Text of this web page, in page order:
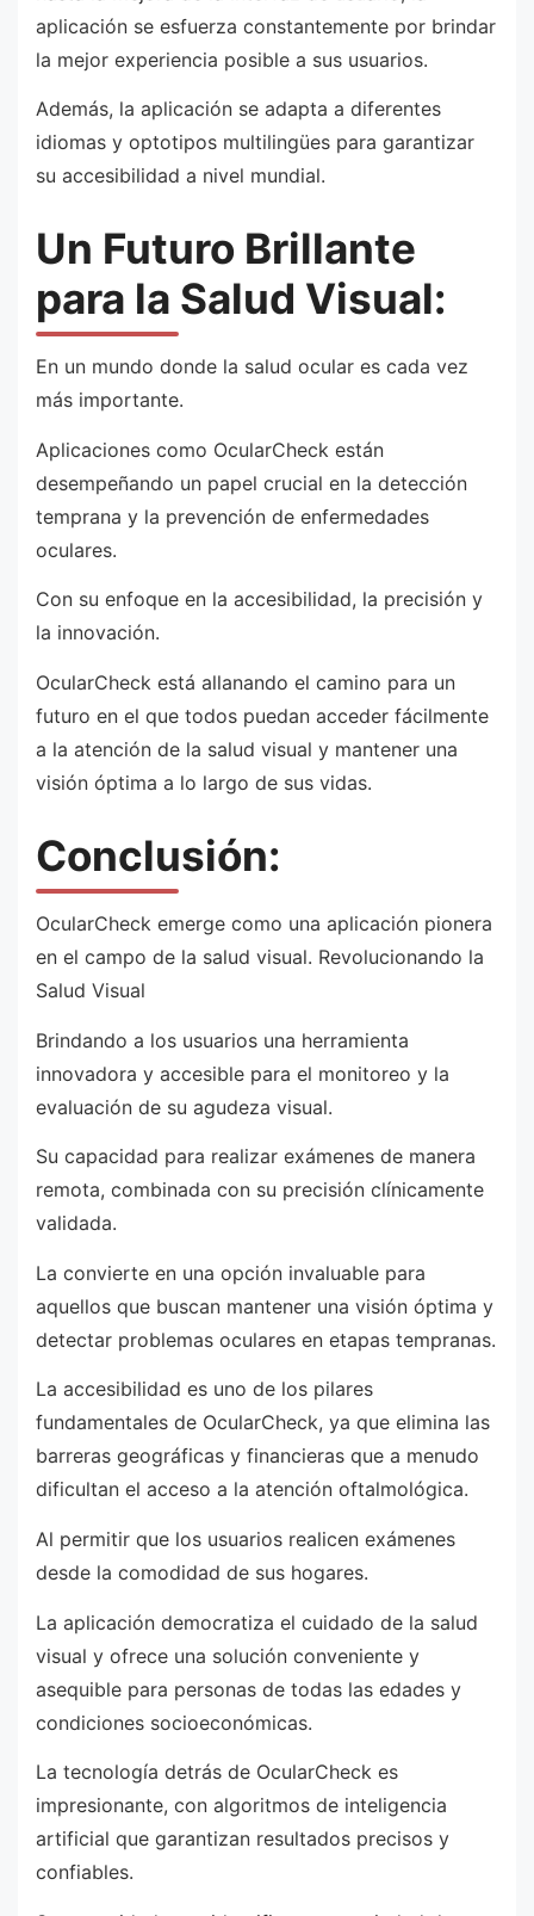
aplicación se esfuerza constantemente por brindar
la mejor experiencia posible a sus usuarios.
Además, la aplicación se adapta a diferentes
idiomas y optotipos multilingües para garantizar
su accesibilidad a nivel mundial.
Un Futuro Brillante
para la Salud Visual:
En un mundo donde la salud ocular es cada vez
más importante.
Aplicaciones como OcularCheck están
desempeñando un papel crucial en la detección
temprana y la prevención de enfermedades
oculares.
Con su enfoque en la accesibilidad, la precisión y
la innovación.
OcularCheck está allanando el camino para un
futuro en el que todos puedan acceder fácilmente
a la atención de la salud visual y mantener una
visión óptima a lo largo de sus vidas.
Conclusión:
OcularCheck emerge como una aplicación pionera
en el campo de la salud visual. Revolucionando la
Salud Visual
Brindando a los usuarios una herramienta
innovadora y accesible para el monitoreo y la
evaluación de su agudeza visual.
Su capacidad para realizar exámenes de manera
remota, combinada con su precisión clínicamente
validada.
La convierte en una opción invaluable para
aquellos que buscan mantener una visión óptima y
detectar problemas oculares en etapas tempranas.
La accesibilidad es uno de los pilares
fundamentales de OcularCheck, ya que elimina las
barreras geográficas y financieras que a menudo
dificultan el acceso a la atención oftalmológica.
Al permitir que los usuarios realicen exámenes
desde la comodidad de sus hogares.
La aplicación democratiza el cuidado de la salud
visual y ofrece una solución conveniente y
asequible para personas de todas las edades y
condiciones socioeconómicas.
La tecnología detrás de OcularCheck es
impresionante, con algoritmos de inteligencia
artificial que garantizan resultados precisos y
confiables.